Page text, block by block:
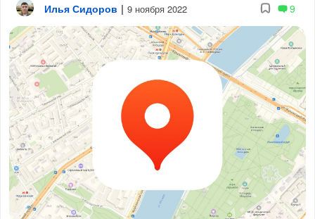
Илья Сидоров | 9 ноября 2022 9